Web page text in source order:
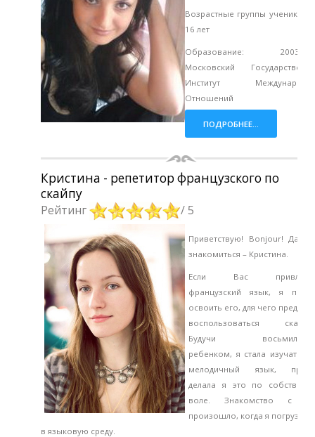
Возрастные группы учеников:
16 лет
Образование: 2003-
Московский
Институт
Отношений
ПОДРОБНЕЕ...
Кристина - репетитор французского по
скайпу
Рейтинг / 5
Приветствую! Bonjour!
знакомиться – Кристина.
Если Вас
французский язык, я
освоить его, для чего
воспользоваться
Будучи
ребенком, я стала изучать
мелодичный язык,
делала я это по
воле. Знакомство с
произошло, когда я
в языковую среду.